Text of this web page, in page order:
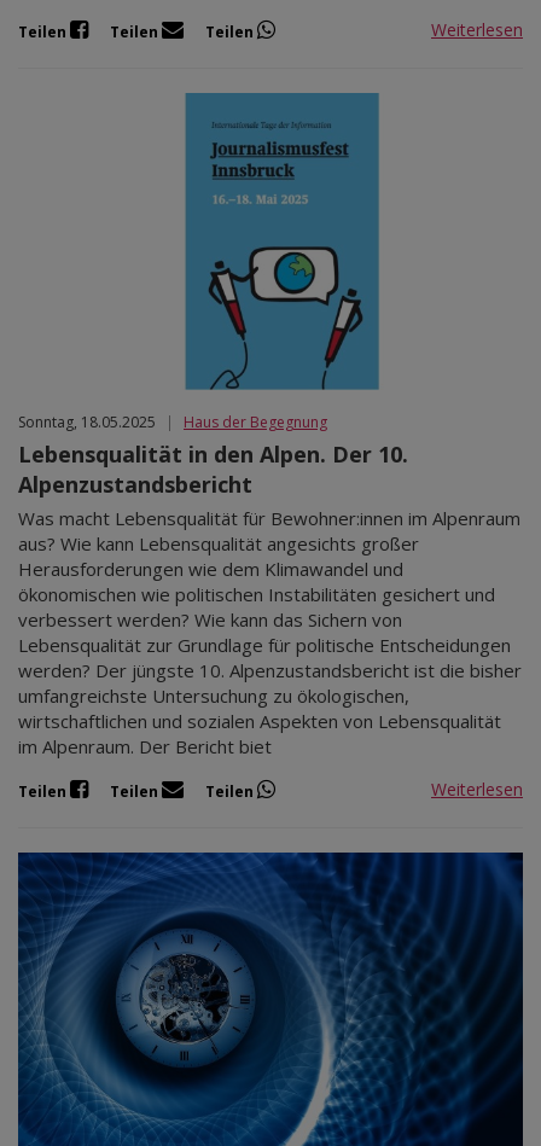
Teilen Teilen Teilen Weiterlesen
Sonntag, 18.05.2025 | Haus der Begegnung
Lebensqualität in den Alpen. Der 10.
Alpenzustandsbericht
Was macht Lebensqualität für Bewohner:innen im Alpenraum
aus? Wie kann Lebensqualität angesichts großer
Herausforderungen wie dem Klimawandel und
ökonomischen wie politischen Instabilitäten gesichert und
verbessert werden? Wie kann das Sichern von
Lebensqualität zur Grundlage für politische Entscheidungen
werden? Der jüngste 10. Alpenzustandsbericht ist die bisher
umfangreichste Untersuchung zu ökologischen,
wirtschaftlichen und sozialen Aspekten von Lebensqualität
im Alpenraum. Der Bericht biet
Teilen Teilen Teilen Weiterlesen